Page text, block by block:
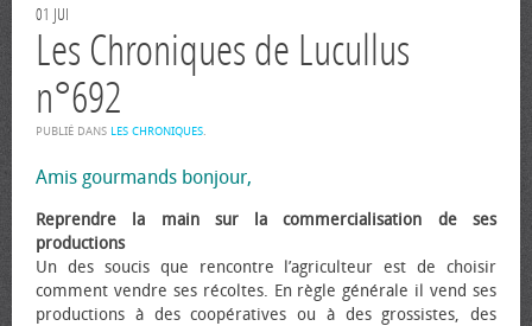
01 JUI
Les Chroniques de Lucullus
n°692
PUBLIÉ DANS LES CHRONIQUES.
Amis gourmands bonjour,
Reprendre la main sur la commercialisation de ses
productions
Un des soucis que rencontre l’agriculteur est de choisir
comment vendre ses récoltes. En règle générale il vend ses
productions à des coopératives ou à des grossistes, des